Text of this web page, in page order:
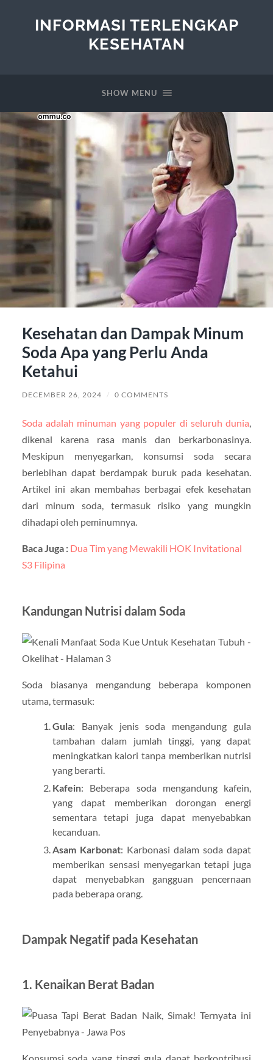
INFORMASI TERLENGKAP
KESEHATAN
SHOW MENU
Kesehatan dan Dampak Minum
Soda Apa yang Perlu Anda
Ketahui
DECEMBER 26, 2024 / 0 COMMENTS
Soda adalah minuman yang populer di seluruh dunia,
dikenal karena rasa manis dan berkarbonasinya.
Meskipun menyegarkan, konsumsi soda secara
berlebihan dapat berdampak buruk pada kesehatan.
Artikel ini akan membahas berbagai efek kesehatan
dari minum soda, termasuk risiko yang mungkin
dihadapi oleh peminumnya.
Baca Juga : Dua Tim yang Mewakili HOK Invitational
S3 Filipina
Kandungan Nutrisi dalam Soda
Soda biasanya mengandung beberapa komponen
utama, termasuk:
Gula: Banyak jenis soda mengandung gula
tambahan dalam jumlah tinggi, yang dapat
meningkatkan kalori tanpa memberikan nutrisi
yang berarti.
Kafein: Beberapa soda mengandung kafein,
yang dapat memberikan dorongan energi
sementara tetapi juga dapat menyebabkan
kecanduan.
Asam Karbonat: Karbonasi dalam soda dapat
memberikan sensasi menyegarkan tetapi juga
dapat menyebabkan gangguan pencernaan
pada beberapa orang.
Dampak Negatif pada Kesehatan
1. Kenaikan Berat Badan